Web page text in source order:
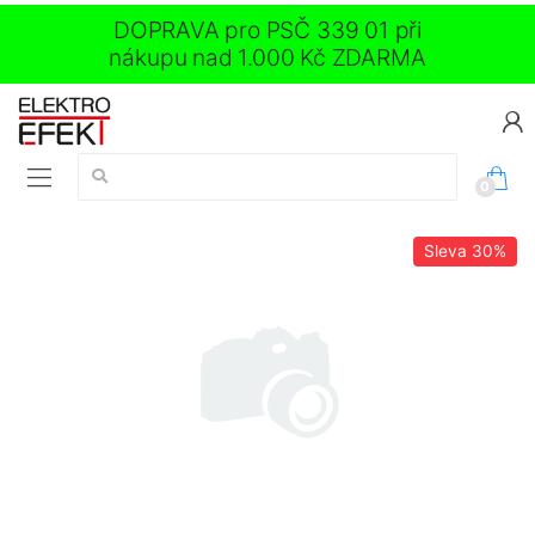
DOPRAVA pro PSČ 339 01 při
nákupu nad 1.000 Kč ZDARMA
Vyhledávání:
0
Sleva 30%